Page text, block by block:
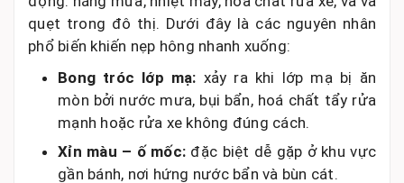
quẹt trong đô thị. Dưới đây là các nguyên nhân
phổ biến khiến nẹp hông nhanh xuống:
Bong tróc lớp mạ: xảy ra khi lớp mạ bị ăn
mòn bởi nước mưa, bụi bẩn, hoá chất tẩy rửa
mạnh hoặc rửa xe không đúng cách.
Xỉn màu – ố mốc: đặc biệt dễ gặp ở khu vực
gần bánh, nơi hứng nước bẩn và bùn cát.